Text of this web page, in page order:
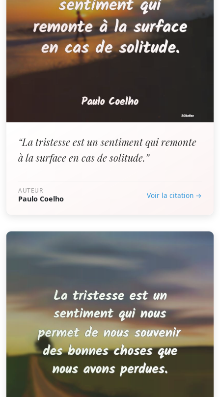
“La tristesse est un sentiment qui remonte
à la surface en cas de solitude.”
AUTEUR
Paulo Coelho Voir la citation →